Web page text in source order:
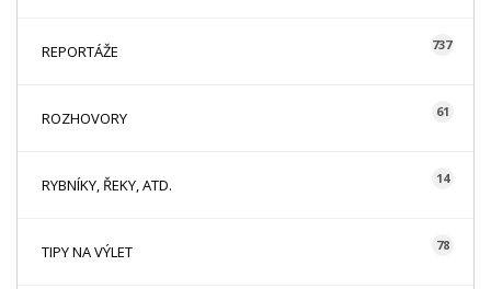
REPORTÁŽE 737
ROZHOVORY 61
RYBNÍKY, ŘEKY, ATD. 14
TIPY NA VÝLET 78